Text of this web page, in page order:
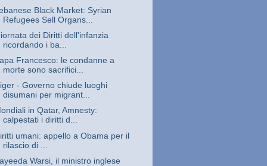
Black Market: Syrian
Refugees Sell Organs...
dei Diritti dell'infanzia
ricordando i ba...
Francesco: le condanne a
morte sono sacrifici...
- Governo chiude luoghi
disumani per migrant...
in Qatar, Amnesty:
calpestati i diritti d...
umani: appello a Obama per il
rilascio di ...
Warsi, il ministro inglese